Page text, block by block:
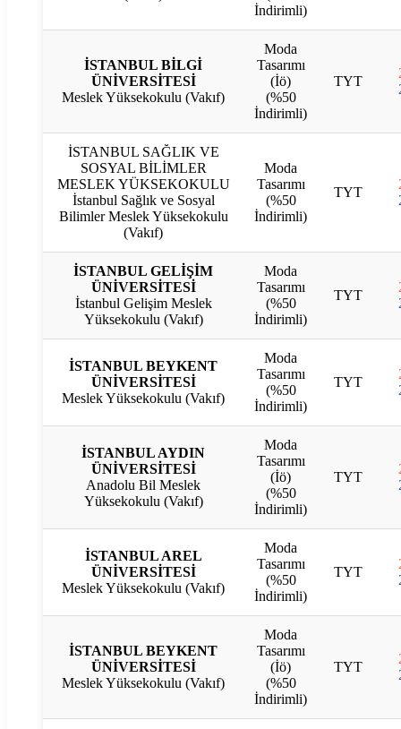
İndirimli)
İSTANBUL BİLGİ
ÜNİVERSİTESİ
Meslek Yüksekokulu (Vakıf)
Moda
Tasarımı
(İö)
(%50
İndirimli)
TYT
İSTANBUL SAĞLIK VE
SOSYAL BİLİMLER
MESLEK YÜKSEKOKULU
İstanbul Sağlık ve Sosyal
Bilimler Meslek Yüksekokulu
(Vakıf)
Moda
Tasarımı
(%50
İndirimli)
TYT
İSTANBUL GELİŞİM
ÜNİVERSİTESİ
İstanbul Gelişim Meslek
Yüksekokulu (Vakıf)
Moda
Tasarımı
(%50
İndirimli)
TYT
İSTANBUL BEYKENT
ÜNİVERSİTESİ
Meslek Yüksekokulu (Vakıf)
Moda
Tasarımı
(%50
İndirimli)
TYT
İSTANBUL AYDIN
ÜNİVERSİTESİ
Anadolu Bil Meslek
Yüksekokulu (Vakıf)
Moda
Tasarımı
(İö)
(%50
İndirimli)
TYT
İSTANBUL AREL
ÜNİVERSİTESİ
Meslek Yüksekokulu (Vakıf)
Moda
Tasarımı
(%50
İndirimli)
TYT
İSTANBUL BEYKENT
ÜNİVERSİTESİ
Meslek Yüksekokulu (Vakıf)
Moda
Tasarımı
(İö)
(%50
İndirimli)
TYT